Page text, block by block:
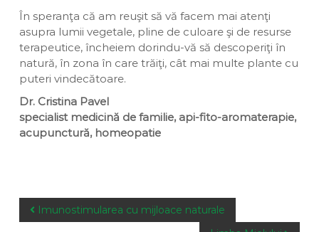
În speranţa că am reuşit să vă facem mai atenţi
asupra lumii vegetale, pline de culoare şi de resurse
terapeutice, încheiem dorindu-vă să descoperiţi în
natură, în zona în care trăiţi, cât mai multe plante cu
puteri vindecătoare.
Dr. Cristina Pavel
specialist medicină de familie, api-fito-aromaterapie,
acupunctură, homeopatie
o
Imunostimularea cu mijloace naturale